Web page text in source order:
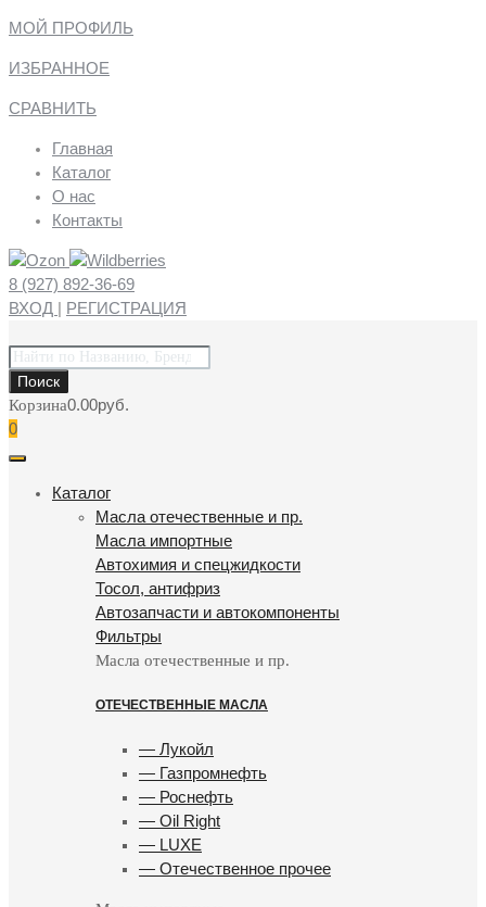
МОЙ ПРОФИЛЬ
ИЗБРАННОЕ
СРАВНИТЬ
Главная
Каталог
О нас
Контакты
8 (927) 892-36-69
ВХОД | РЕГИСТРАЦИЯ
Поиск
товаров
Поиск
Корзина0.00руб.
0
Каталог
Масла отечественные и пр.
Масла импортные
Автохимия и спецжидкости
Тосол, антифриз
Автозапчасти и автокомпоненты
Фильтры
Масла отечественные и пр.
ОТЕЧЕСТВЕННЫЕ МАСЛА
— Лукойл
— Газпромнефть
— Роснефть
— Oil Right
— LUXE
— Отечественное прочее